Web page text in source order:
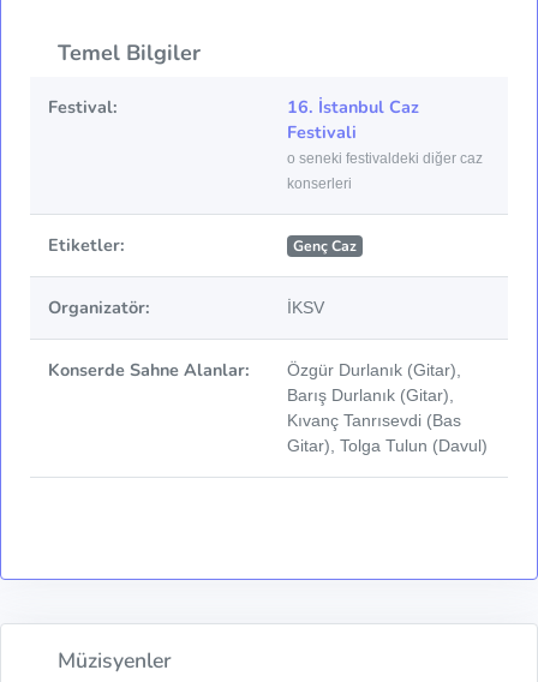
Temel Bilgiler
Festival:
16. İstanbul Caz
Festivali
o seneki festivaldeki diğer caz
konserleri
Etiketler: Genç Caz
Organizatör: İKSV
Konserde Sahne Alanlar:
Özgür Durlanık (Gitar),
Barış Durlanık (Gitar),
Kıvanç Tanrısevdi (Bas
Gitar), Tolga Tulun (Davul)
Müzisyenler